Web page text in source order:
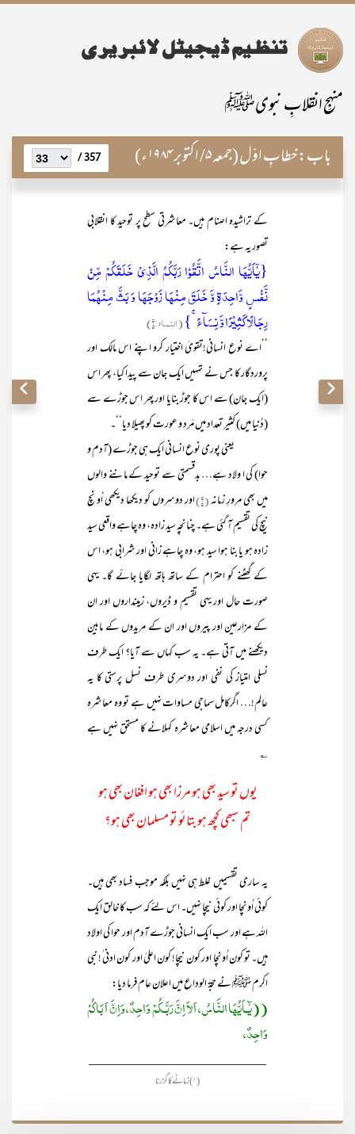
منہجِ انقلابِ نبویﷺ
باب:خطابِ اوّل (جمعہ ۵/ اکتوبر ۱۹۸۴ء) 357 /
کے تراشیدہ اصنام ہیں۔ معاشرتی سطح پر توحید کا انقلابی
تصور یہ ہے:
{یٰۤاَیُّہَا النَّاسُ اتَّقُوۡا رَبَّکُمُ الَّذِیۡ خَلَقَکُمۡ مِّنۡ
نَّفۡسٍ وَّاحِدَۃٍ وَّ خَلَقَ مِنۡہَا زَوۡجَہَا وَ بَثَّ مِنۡہُمَا
رِجَالًا کَثِیۡرًا وَّ نِسَآءً ۚ}(النساء:۱)
’’اے نوع انسانی!تقویٰ اختیار کرو اپنے اس مالک اور
پروردگار کا جس نے تمہیں ایک جان سے پیدا کیا، پھر اس
(ایک جان) سے اس کا جوڑ بنایا اور پھر اس جوڑے سے
(دُنیا میں) کثیر تعداد میں مَرد و عورت کو پھیلا دیا‘‘۔
یعنی پوری نوع انسانی ایک ہی جوڑے (آدم و
حوا) کی ا ولاد ہے… بدقسمتی سے توحید کے ماننے والوں
میں بھی مرورِ زمانہ(۱) اور دوسروں کو دیکھا دیکھی اُونچ
نیچ کی تقسیم آ گئی ہے۔ چنانچہ سید زادہ، وہ چاہے واقعی سید
زادہ ہو یا بنا ہوا سید ہو، وہ چاہے زانی اور شرابی ہو، اس
کے گھٹنے کو احترام کے ساتھ ہاتھ لگایا جائے گا۔ یہی
صورت حال اور یہی تقسیم و ڈیروں، زمینداروں اور ان
کے مزارعین اور پیروں اور ان کے مریدوں کے مابین
دیکھنے میں آتی ہے۔ یہ سب کہاں سے آیا؟ ایک طرف
نسلی امتیاز کی نفی اور دوسری طرف نسل پرستی کا یہ
عالم!… اگرکامل سماجی مساوات نہیں ہے تو وہ معاشرہ
کسی درجہ میں اسلامی معاشرہ کہلانے کا مستحق نہیں ہے
؎
یوں تو سید بھی ہو مرزا بھی ہو افغان بھی ہو
تم سبھی کچھ ہو بتائو تو مسلمان بھی ہو؟
یہ ساری تقسیمیں غلط ہی نہیں بلکہ موجب فساد بھی ہیں۔
کوئی اُونچا اور کوئی نیچا نہیں۔ اس لئے کہ سب کا خالق ایک
اللہ ہے اور سب ایک انسانی جوڑے آدم اور حوا کی اولاد
ہیں۔ تو کون اُونچا اور کون نیچا! کون اعلیٰ اور کون ادنی ٰ! نبی
اکرم ﷺ نے حجۃ الوداع میں اعلان عام فرما دیا:
((یٰٓـاَیُّھَا النَّاسُ، اَلاَ اِنَّ رَبَّـکُمْ وَاحِدٌ، وَاِنَّ اَ بَاکُمْ
وَاحِدٌ،
____________________________
(۱) زمانے کا گزرنا